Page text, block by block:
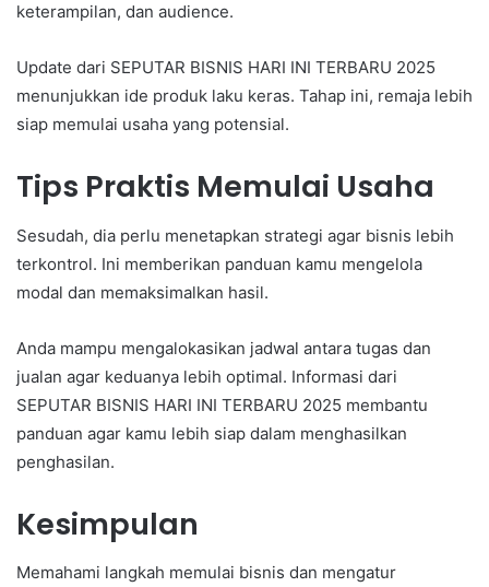
keterampilan, dan audience.
Update dari SEPUTAR BISNIS HARI INI TERBARU 2025
menunjukkan ide produk laku keras. Tahap ini, remaja lebih
siap memulai usaha yang potensial.
Tips Praktis Memulai Usaha
Sesudah, dia perlu menetapkan strategi agar bisnis lebih
terkontrol. Ini memberikan panduan kamu mengelola
modal dan memaksimalkan hasil.
Anda mampu mengalokasikan jadwal antara tugas dan
jualan agar keduanya lebih optimal. Informasi dari
SEPUTAR BISNIS HARI INI TERBARU 2025 membantu
panduan agar kamu lebih siap dalam menghasilkan
penghasilan.
Kesimpulan
Memahami langkah memulai bisnis dan mengatur